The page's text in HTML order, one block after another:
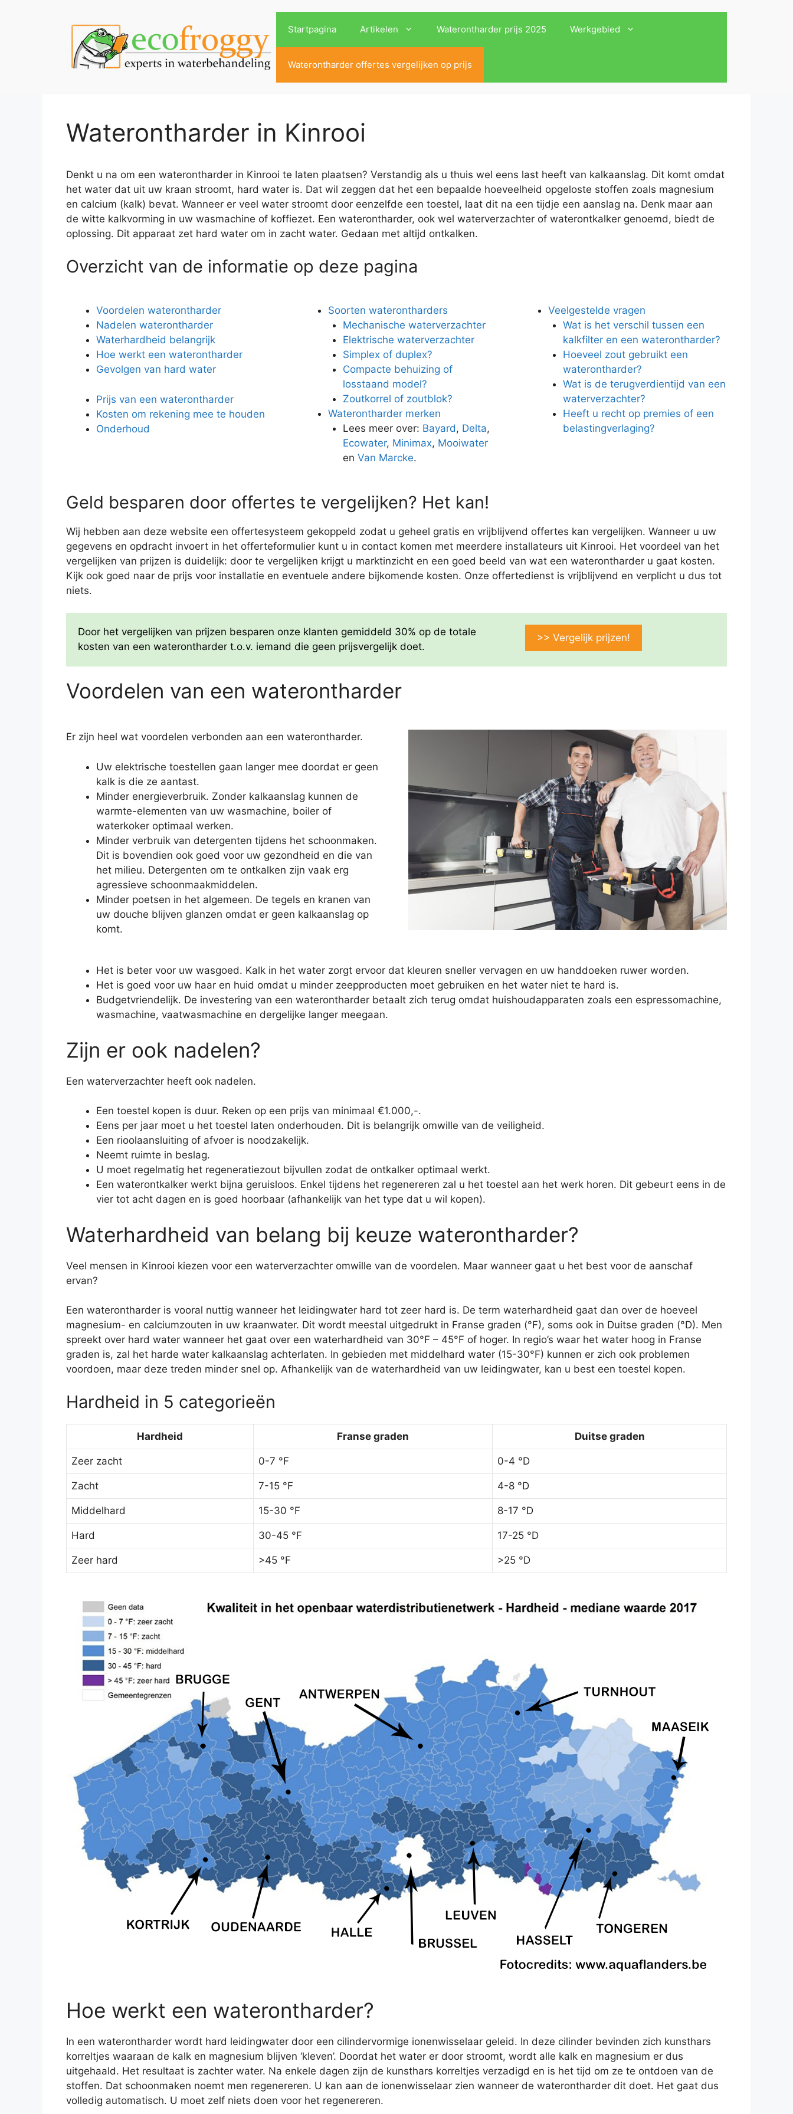
Startpagina Artikelen Waterontharder prijs 2025 Werkgebied
Waterontharder offertes vergelijken op prijs
Waterontharder in Kinrooi
Denkt u na om een waterontharder in Kinrooi te laten plaatsen? Verstandig als u thuis wel eens last heeft van kalkaanslag. Dit komt omdat
het water dat uit uw kraan stroomt, hard water is. Dat wil zeggen dat het een bepaalde hoeveelheid opgeloste stoffen zoals magnesium
en calcium (kalk) bevat. Wanneer er veel water stroomt door eenzelfde een toestel, laat dit na een tijdje een aanslag na. Denk maar aan
de witte kalkvorming in uw wasmachine of koffiezet. Een waterontharder, ook wel waterverzachter of waterontkalker genoemd, biedt de
oplossing. Dit apparaat zet hard water om in zacht water. Gedaan met altijd ontkalken.
Overzicht van de informatie op deze pagina
Voordelen waterontharder
Nadelen waterontharder
Waterhardheid belangrijk
Hoe werkt een waterontharder
Gevolgen van hard water
Prijs van een waterontharder
Kosten om rekening mee te houden
Onderhoud
Soorten waterontharders
Mechanische waterverzachter
Elektrische waterverzachter
Simplex of duplex?
Compacte behuizing of
losstaand model?
Zoutkorrel of zoutblok?
Waterontharder merken
Lees meer over: Bayard, Delta,
Ecowater, Minimax, Mooiwater
enVan Marcke.
Veelgestelde vragen
Wat is het verschil tussen een
kalkfilter en een waterontharder?
Hoeveel zout gebruikt een
waterontharder?
Wat is de terugverdientijd van een
waterverzachter?
Heeft u recht op premies of een
belastingverlaging?
Geld besparen door offertes te vergelijken? Het kan!
Wij hebben aan deze website een offertesysteem gekoppeld zodat u geheel gratis en vrijblijvend offertes kan vergelijken. Wanneer u uw
gegevens en opdracht invoert in het offerteformulier kunt u in contact komen met meerdere installateurs uit Kinrooi. Het voordeel van het
vergelijken van prijzen is duidelijk: door te vergelijken krijgt u marktinzicht en een goed beeld van wat een waterontharder u gaat kosten.
Kijk ook goed naar de prijs voor installatie en eventuele andere bijkomende kosten. Onze offertedienst is vrijblijvend en verplicht u dus tot
niets.
Door het vergelijken van prijzen besparen onze klanten gemiddeld 30% op de totale
kosten van een waterontharder t.o.v. iemand die geen prijsvergelijk doet.
>> Vergelijk prijzen!
Voordelen van een waterontharder
Er zijn heel wat voordelen verbonden aan een waterontharder.
Uw elektrische toestellen gaan langer mee doordat er geen
kalk is die ze aantast.
Minder energieverbruik. Zonder kalkaanslag kunnen de
warmte-elementen van uw wasmachine, boiler of
waterkoker optimaal werken.
Minder verbruik van detergenten tijdens het schoonmaken.
Dit is bovendien ook goed voor uw gezondheid en die van
het milieu. Detergenten om te ontkalken zijn vaak erg
agressieve schoonmaakmiddelen.
Minder poetsen in het algemeen. De tegels en kranen van
uw douche blijven glanzen omdat er geen kalkaanslag op
komt.
Het is beter voor uw wasgoed. Kalk in het water zorgt ervoor dat kleuren sneller vervagen en uw handdoeken ruwer worden.
Het is goed voor uw haar en huid omdat u minder zeepproducten moet gebruiken en het water niet te hard is.
Budgetvriendelijk. De investering van een waterontharder betaalt zich terug omdat huishoudapparaten zoals een espressomachine,
wasmachine, vaatwasmachine en dergelijke langer meegaan.
Zijn er ook nadelen?
Een waterverzachter heeft ook nadelen.
Een toestel kopen is duur. Reken op een prijs van minimaal €1.000,-.
Eens per jaar moet u het toestel laten onderhouden. Dit is belangrijk omwille van de veiligheid.
Een rioolaansluiting of afvoer is noodzakelijk.
Neemt ruimte in beslag.
U moet regelmatig het regeneratiezout bijvullen zodat de ontkalker optimaal werkt.
Een waterontkalker werkt bijna geruisloos. Enkel tijdens het regenereren zal u het toestel aan het werk horen. Dit gebeurt eens in de
vier tot acht dagen en is goed hoorbaar (afhankelijk van het type dat u wil kopen).
Waterhardheid van belang bij keuze waterontharder?
Veel mensen in Kinrooi kiezen voor een waterverzachter omwille van de voordelen. Maar wanneer gaat u het best voor de aanschaf
ervan?
Een waterontharder is vooral nuttig wanneer het leidingwater hard tot zeer hard is. De term waterhardheid gaat dan over de hoeveel
magnesium- en calciumzouten in uw kraanwater. Dit wordt meestal uitgedrukt in Franse graden (°F), soms ook in Duitse graden (°D). Men
spreekt over hard water wanneer het gaat over een waterhardheid van 30°F – 45°F of hoger. In regio’s waar het water hoog in Franse
graden is, zal het harde water kalkaanslag achterlaten. In gebieden met middelhard water (15-30°F) kunnen er zich ook problemen
voordoen, maar deze treden minder snel op. Afhankelijk van de waterhardheid van uw leidingwater, kan u best een toestel kopen.
Hardheid in 5 categorieën
Hardheid Franse graden Duitse graden
Zeer zacht 0-7 °F 0-4 °D
Zacht 7-15 °F 4-8 °D
Middelhard 15-30 °F 8-17 °D
Hard 30-45 °F 17-25 °D
Zeer hard >45 °F >25 °D
Hoe werkt een waterontharder?
In een waterontharder wordt hard leidingwater door een cilindervormige ionenwisselaar geleid. In deze cilinder bevinden zich kunsthars
korreltjes waaraan de kalk en magnesium blijven ‘kleven’. Doordat het water er door stroomt, wordt alle kalk en magnesium er dus
uitgehaald. Het resultaat is zachter water. Na enkele dagen zijn de kunsthars korreltjes verzadigd en is het tijd om ze te ontdoen van de
stoffen. Dat schoonmaken noemt men regenereren. U kan aan de ionenwisselaar zien wanneer de waterontharder dit doet. Het gaat dus
volledig automatisch. U moet zelf niets doen voor het regenereren.